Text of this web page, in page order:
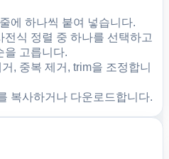
에 하나씩 붙여 넣습니다.
전식 정렬 중 하나를 선택하고
을 고릅니다.
, 중복 제거, trim을 조정합니
복사하거나 다운로드합니다.